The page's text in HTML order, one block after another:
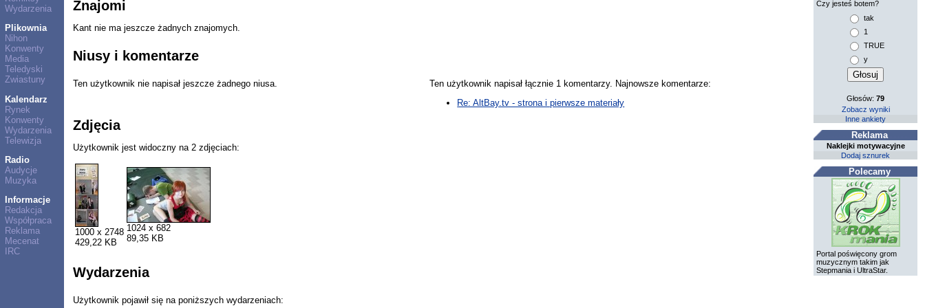
Wydarzenia
Plikownia
Nihon
Konwenty
Media
Teledyski
Zwiastuny
Kalendarz
Rynek
Konwenty
Wydarzenia
Telewizja
Radio
Audycje
Muzyka
Informacje
Redakcja
Współpraca
Reklama
Mecenat
IRC
Znajomi
Kant nie ma jeszcze żadnych znajomych.
Niusy i komentarze
Ten użytkownik nie napisał jeszcze żadnego niusa.
Ten użytkownik napisał łącznie 1 komentarzy. Najnowsze komentarze:
Re: AltBay.tv - strona i pierwsze materiały
Zdjęcia
Użytkownik jest widoczny na 2 zdjęciach:
1000 x 2748
429,22 KB
1024 x 682
89,35 KB
Wydarzenia
Użytkownik pojawił się na poniższych wydarzeniach:
Czy jesteś botem?
tak
1
TRUE
y
Głosów:79
Zobacz wyniki
Inne ankiety
Reklama
Naklejki motywacyjne
Dodaj sznurek
Polecamy
Portal poświęcony grom
muzycznym takim jak
Stepmania i UltraStar.